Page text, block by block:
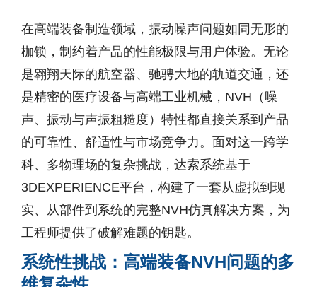
在高端装备制造领域，振动噪声问题如同无形的
枷锁，制约着产品的性能极限与用户体验。无论
是翱翔天际的航空器、驰骋大地的轨道交通，还
是精密的医疗设备与高端工业机械，NVH（噪
声、振动与声振粗糙度）特性都直接关系到产品
的可靠性、舒适性与市场竞争力。面对这一跨学
科、多物理场的复杂挑战，达索系统基于
3DEXPERIENCE平台，构建了一套从虚拟到现
实、从部件到系统的完整NVH仿真解决方案，为
工程师提供了破解难题的钥匙。
系统性挑战：高端装备NVH问题的多